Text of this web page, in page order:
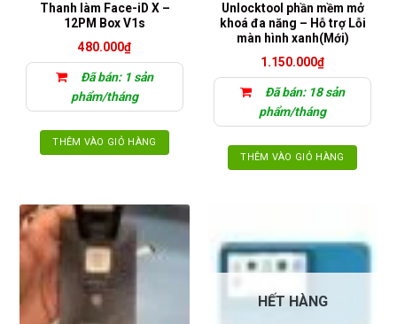
Thanh làm Face-iD X –
12PM Box V1s
480.000₫
Đã bán: 1 sản
phẩm/tháng
THÊM VÀO GIỎ HÀNG
Unlocktool phần mềm mở
khoá đa năng – Hỗ trợ Lỗi
màn hình xanh(Mới)
1.150.000₫
Đã bán: 18 sản
phẩm/tháng
THÊM VÀO GIỎ HÀNG
HẾT HÀNG